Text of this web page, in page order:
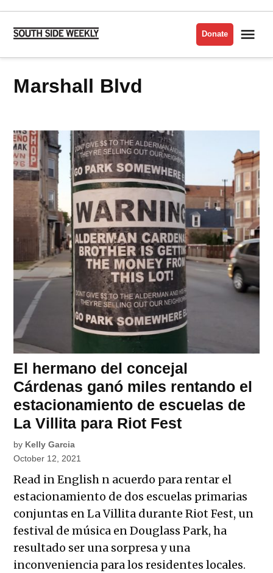
Skip
content
Side
Donate
Marshall Blvd
El hermano del concejal
Cárdenas ganó miles rentando el
estacionamiento de escuelas de
La Villita para Riot Fest
by Kelly Garcia
October 12, 2021
Read in English n acuerdo para rentar el
estacionamiento de dos escuelas primarias
conjuntas en La Villita durante Riot Fest, un
festival de música en Douglass Park, ha
resultado ser una sorpresa y una
inconveniencia para los residentes locales.